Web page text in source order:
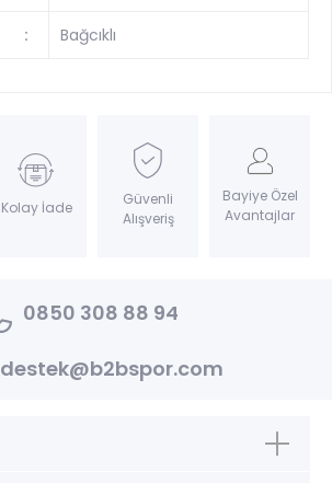
: Bağcıklı
Kolay İade
Güvenli
Alışveriş
Bayiye Özel
Avantajlar
0850 308 88 94
destek@b2bspor.com